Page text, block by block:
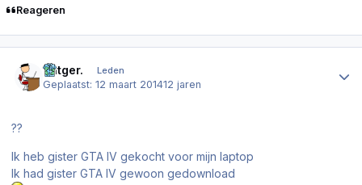
Reageren
Rutger. Leden
Geplaatst:12 maart 201412 jaren
??
Ik heb gister GTA IV gekocht voor mijn laptop
Ik had gister GTA IV gewoon gedownload